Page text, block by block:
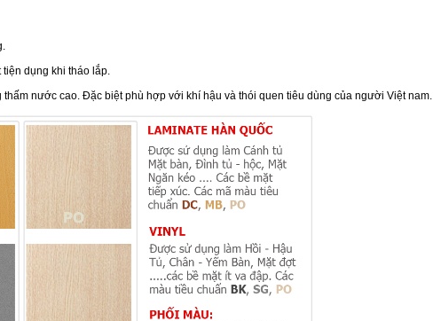
dụng khi tháo lắp.
nước cao. Đặc biệt phù hợp với khí hậu và thói quen tiêu dùng của người Việt nam.